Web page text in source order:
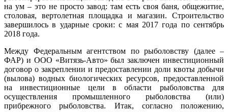
на ум – это не просто завод: там есть своя баня, общежитие,
столовая, вертолетная площадка и магазин. Строительство
завершилось в ударные сроки: с мая 2017 года по сентябрь
2018 года.
Между Федеральным агентством по рыболовству (далее –
ФАР) и ООО «Витязь-Авто» был заключен инвестиционный
договор о закреплении и предоставлении доли квоты добычи
(вылова) водных биологических ресурсов, предоставленной
на инвестиционные цели в области рыболовства для
осуществления промышленного рыболовства (или)
прибрежного рыболовства. Итак, согласно положению,